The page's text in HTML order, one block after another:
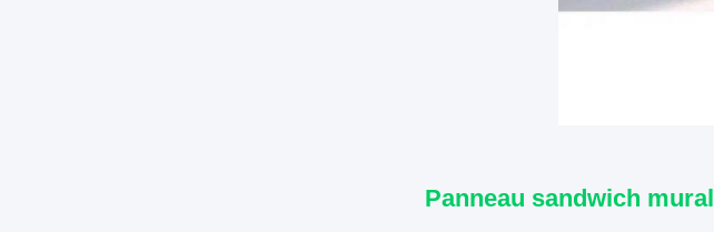
Panneau sandwich mural